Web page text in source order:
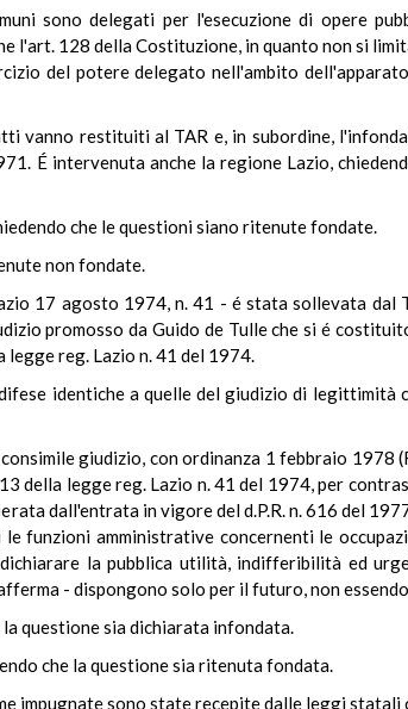
sono delegati per l'esecuzione di opere
l'art. 128 della Costituzione, in quanto non si
del potere delegato nell'ambito
vanno restituiti al TAR e, in subordine,
É intervenuta anche la regione Lazio,
che le questioni siano ritenute fondate.
non fondate.
17 agosto 1974, n. 41 - é stata sollevata dal
promosso da Guido de Tulle che si é
reg. Lazio n. 41 del 1974.
identiche a quelle del giudizio di legittimità
giudizio, con ordinanza 1 febbraio 1978
della legge reg. Lazio n. 41 del 1974, per
dall'entrata in vigore del d.P.R. n. 616 del
funzioni amministrative concernenti le
la pubblica utilità, indifferibilità ed
- dispongono solo per il futuro, non
questione sia dichiarata infondata.
che la questione sia ritenuta fondata.
impugnate sono state recepite dalle leggi statali